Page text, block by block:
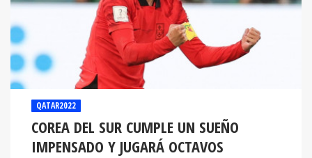
QATAR2022
COREA DEL SUR CUMPLE UN SUEÑO
IMPENSADO Y JUGARÁ OCTAVOS